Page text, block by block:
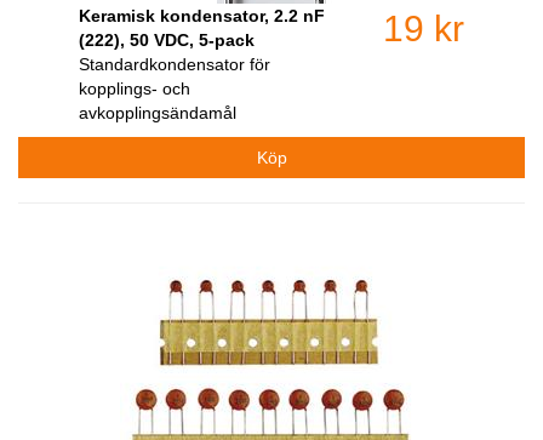
Keramisk kondensator, 2.2 nF
(222), 50 VDC, 5-pack
Standardkondensator för
kopplings- och
avkopplingsändamål
19 kr